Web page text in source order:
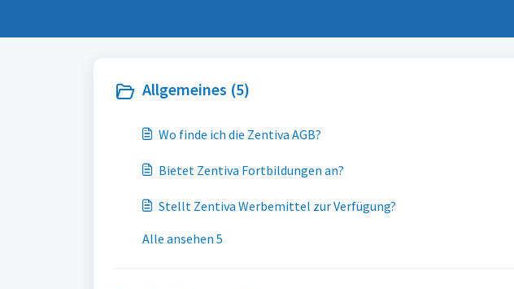
Allgemeines (5)
Wo finde ich die Zentiva AGB?
Bietet Zentiva Fortbildungen an?
Stellt Zentiva Werbemittel zur Verfügung?
Alle ansehen 5